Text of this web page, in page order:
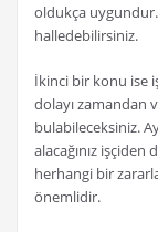
oldukça
halledebilirsiniz.
İkinci bir konu ise
dolayı zamandan
bulabileceksiniz.
alacağınız işçiden
herhangi bir
önemlidir.